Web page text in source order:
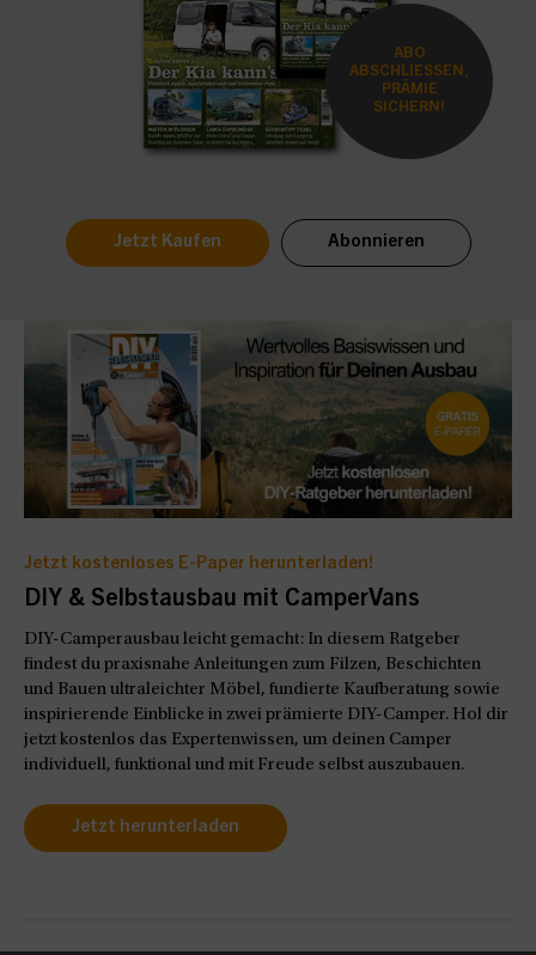
ABO
ABSCHLIESSEN,
PRÄMIE
SICHERN!
Jetzt Kaufen Abonnieren
Jetzt kostenloses E-Paper herunterladen!
DIY & Selbstausbau mit CamperVans
DIY-Camperausbau leicht gemacht: In diesem Ratgeber
findest du praxisnahe Anleitungen zum Filzen, Beschichten
und Bauen ultraleichter Möbel, fundierte Kaufberatung sowie
inspirierende Einblicke in zwei prämierte DIY-Camper. Hol dir
jetzt kostenlos das Expertenwissen, um deinen Camper
individuell, funktional und mit Freude selbst auszubauen.
Jetzt herunterladen